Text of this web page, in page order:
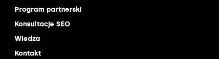
Program partnerski
Konsultacje SEO
Wiedza
Kontakt